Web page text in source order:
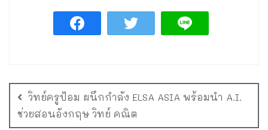
วิทย์ครูป้อม ผนึกกำลัง ELSA ASIA พร้อมนำ A.I.
ช่วยสอนอังกฤษ วิทย์ คณิต